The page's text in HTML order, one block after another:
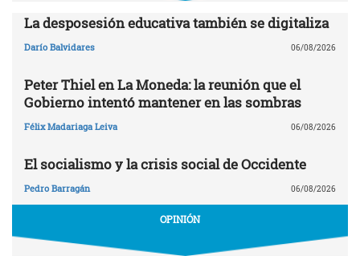
La desposesión educativa también se digitaliza
Darío Balvidares 06/08/2026
Peter Thiel en La Moneda: la reunión que el
Gobierno intentó mantener en las sombras
Félix Madariaga Leiva 06/08/2026
El socialismo y la crisis social de Occidente
Pedro Barragán 06/08/2026
OPINIÓN